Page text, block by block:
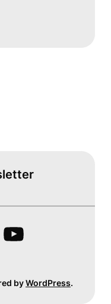
YouTube
byWordPress.